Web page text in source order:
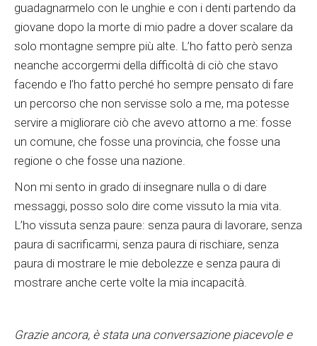
guadagnarmelo con le unghie e con i denti partendo da
giovane dopo la morte di mio padre a dover scalare da
solo montagne sempre più alte. L’ho fatto però senza
neanche accorgermi della difficoltà di ciò che stavo
facendo e l’ho fatto perché ho sempre pensato di fare
un percorso che non servisse solo a me, ma potesse
servire a migliorare ciò che avevo attorno a me: fosse
un comune, che fosse una provincia, che fosse una
regione o che fosse una nazione.
Non mi sento in grado di insegnare nulla o di dare
messaggi, posso solo dire come vissuto la mia vita.
L’ho vissuta senza paure: senza paura di lavorare, senza
paura di sacrificarmi, senza paura di rischiare, senza
paura di mostrare le mie debolezze e senza paura di
mostrare anche certe volte la mia incapacità.
Grazie ancora, è stata una conversazione piacevole e